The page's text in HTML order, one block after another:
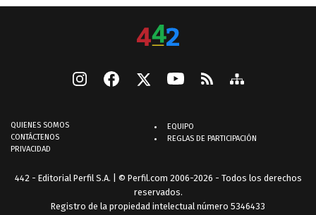
QUIENES SOMOS
CONTÁCTENOS
PRIVACIDAD
EQUIPO
REGLAS DE PARTICIPACIÓN
442 - Editorial Perfil S.A. | © Perfil.com 2006-2026 - Todos los derechos
reservados.
Registro de la propiedad intelectual número 5346433